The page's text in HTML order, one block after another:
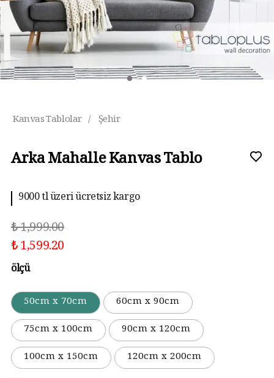
Kanvas Tablolar / Şehir
Arka Mahalle Kanvas Tablo
9000 tl üzeri ücretsiz kargo
₺ 1,999.00
₺ 1,599.20
ölçü
50cm x 70cm
60cm x 90cm
75cm x 100cm
90cm x 120cm
100cm x 150cm
120cm x 200cm